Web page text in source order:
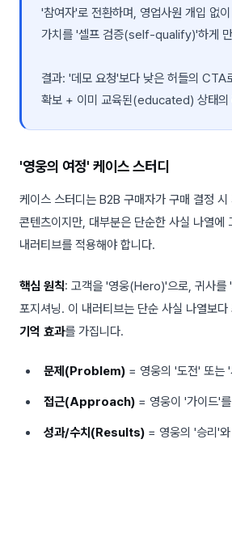
'참여자'로 전환하며, 영업사원 개입 없
가치를 '셀프 검증(self-qualify)'하게
결과: '데모 요청'보다 낮은 허들의 CTA
확보 + 이미 교육된(educated) 상태의
'영웅의 여정' 케이스 스터디
케이스 스터디는 B2B 구매자가 구매 결정 시
콘텐츠이지만, 대부분은 단순한 사실 나열에
내러티브를 적용해야 합니다.
핵심 원칙: 고객을 '영웅(Hero)'으로, 귀사
포지셔닝. 이 내러티브는 단순 사실 나열보다
기억 효과를 가집니다.
문제(Problem) = 영웅의 '도전' 또는
접근(Approach) = 영웅이 '가이드'
성과/수치(Results) = 영웅의 '승리'